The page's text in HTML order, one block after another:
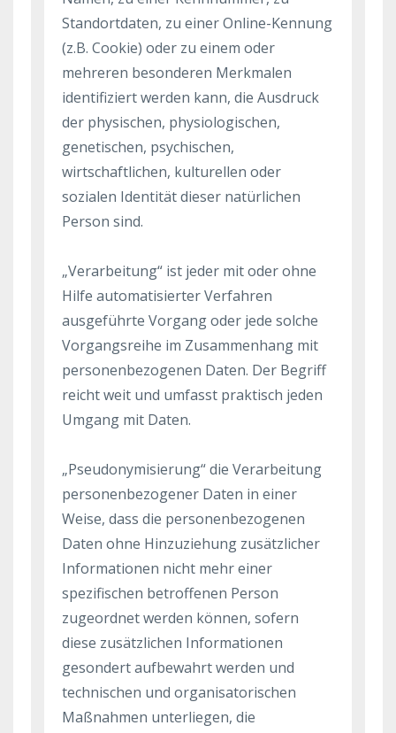
Standortdaten, zu einer Online-Kennung
(z.B. Cookie) oder zu einem oder
mehreren besonderen Merkmalen
identifiziert werden kann, die Ausdruck
der physischen, physiologischen,
genetischen, psychischen,
wirtschaftlichen, kulturellen oder
sozialen Identität dieser natürlichen
Person sind.
„Verarbeitung“ ist jeder mit oder ohne
Hilfe automatisierter Verfahren
ausgeführte Vorgang oder jede solche
Vorgangsreihe im Zusammenhang mit
personenbezogenen Daten. Der Begriff
reicht weit und umfasst praktisch jeden
Umgang mit Daten.
„Pseudonymisierung“ die Verarbeitung
personenbezogener Daten in einer
Weise, dass die personenbezogenen
Daten ohne Hinzuziehung zusätzlicher
Informationen nicht mehr einer
spezifischen betroffenen Person
zugeordnet werden können, sofern
diese zusätzlichen Informationen
gesondert aufbewahrt werden und
technischen und organisatorischen
Maßnahmen unterliegen, die